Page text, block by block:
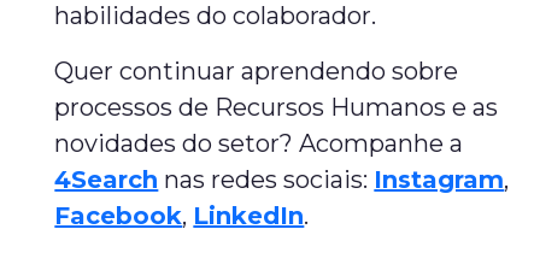
habilidades do colaborador.
Quer continuar aprendendo sobre
processos de Recursos Humanos e as
novidades do setor? Acompanhe a
4Search nas redes sociais: Instagram,
Facebook, LinkedIn.